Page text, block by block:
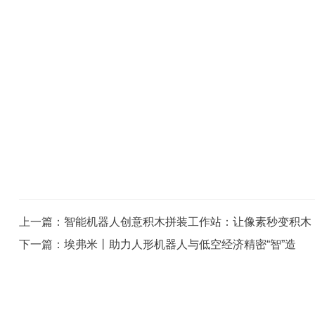
上一篇：智能机器人创意积木拼装工作站：让像素秒变积木
下一篇：埃弗米丨助力人形机器人与低空经济精密“智”造